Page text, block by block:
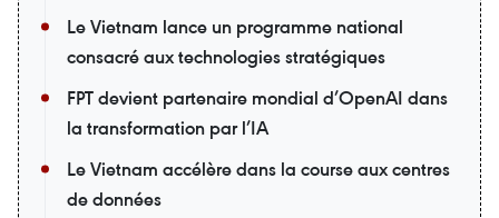
Le Vietnam lance un programme national
consacré aux technologies stratégiques
FPT devient partenaire mondial d’OpenAI dans
la transformation par l’IA
Le Vietnam accélère dans la course aux centres
de données